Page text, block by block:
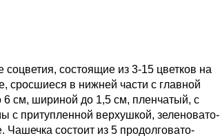
состоящие из 3-15 цветков на
сросшиеся в нижней части с главной
6 см, шириной до 1,5 см, пленчатый, с
с притупленной верхушкой, зеленовато-
состоит из 5 продолговато-